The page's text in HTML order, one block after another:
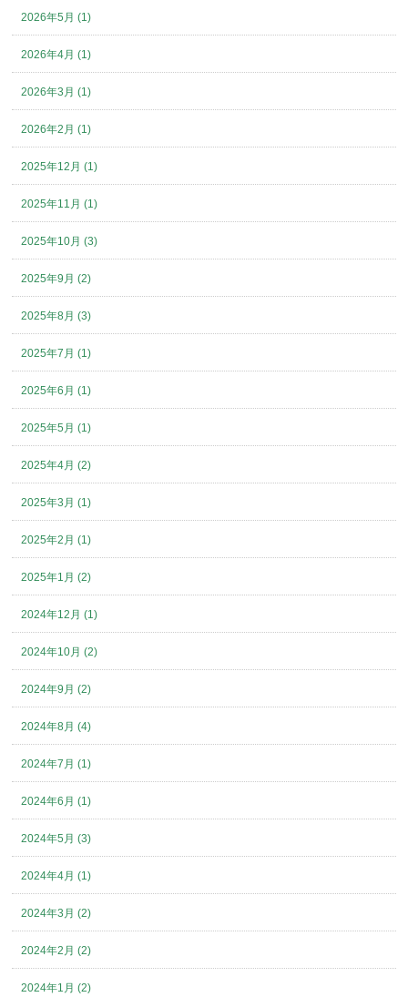
2026年5月 (1)
2026年4月 (1)
2026年3月 (1)
2026年2月 (1)
2025年12月 (1)
2025年11月 (1)
2025年10月 (3)
2025年9月 (2)
2025年8月 (3)
2025年7月 (1)
2025年6月 (1)
2025年5月 (1)
2025年4月 (2)
2025年3月 (1)
2025年2月 (1)
2025年1月 (2)
2024年12月 (1)
2024年10月 (2)
2024年9月 (2)
2024年8月 (4)
2024年7月 (1)
2024年6月 (1)
2024年5月 (3)
2024年4月 (1)
2024年3月 (2)
2024年2月 (2)
2024年1月 (2)